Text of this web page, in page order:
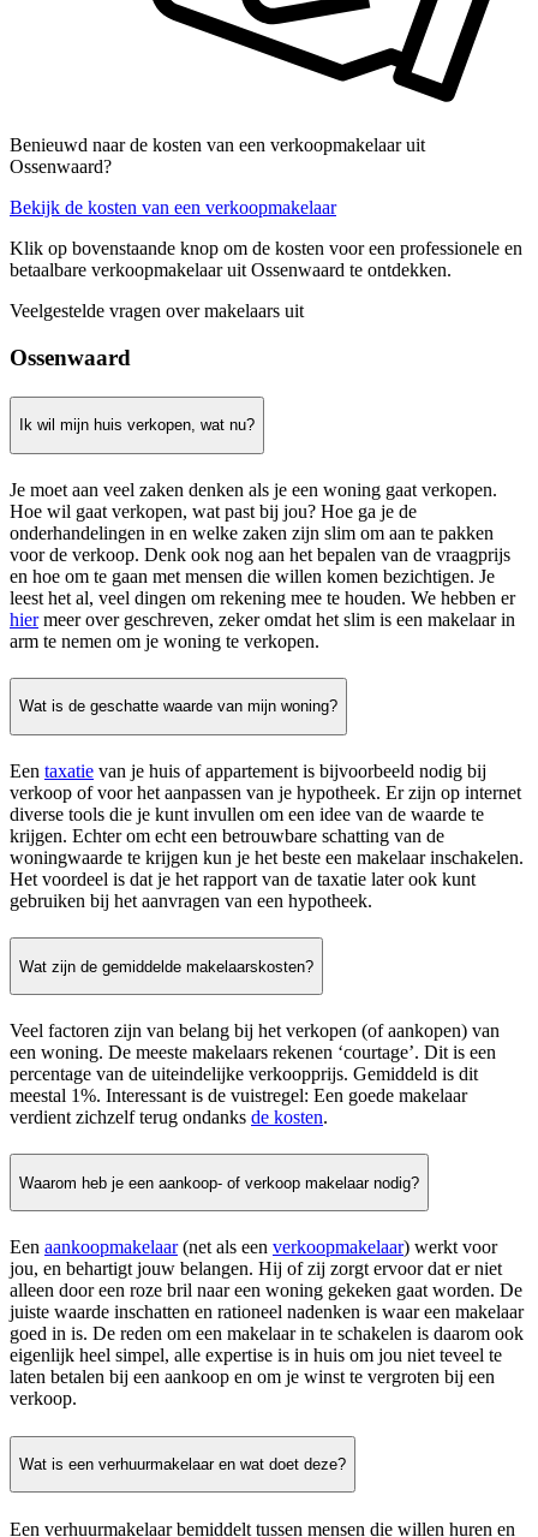
Benieuwd naar de kosten van een verkoopmakelaar uit
Ossenwaard?
Bekijk de kosten van een verkoopmakelaar
Klik op bovenstaande knop om de kosten voor een professionele en
betaalbare verkoopmakelaar uit Ossenwaard te ontdekken.
Veelgestelde vragen over makelaars uit
Ossenwaard
Ik wil mijn huis verkopen, wat nu?
Je moet aan veel zaken denken als je een woning gaat verkopen.
Hoe wil gaat verkopen, wat past bij jou? Hoe ga je de
onderhandelingen in en welke zaken zijn slim om aan te pakken
voor de verkoop. Denk ook nog aan het bepalen van de vraagprijs
en hoe om te gaan met mensen die willen komen bezichtigen. Je
leest het al, veel dingen om rekening mee te houden. We hebben er
hiermeer over geschreven, zeker omdat het slim is een makelaar in
arm te nemen om je woning te verkopen.
Wat is de geschatte waarde van mijn woning?
Een taxatie van je huis of appartement is bijvoorbeeld nodig bij
verkoop of voor het aanpassen van je hypotheek. Er zijn op internet
diverse tools die je kunt invullen om een idee van de waarde te
krijgen. Echter om echt een betrouwbare schatting van de
woningwaarde te krijgen kun je het beste een makelaar inschakelen.
Het voordeel is dat je het rapport van de taxatie later ook kunt
gebruiken bij het aanvragen van een hypotheek.
Wat zijn de gemiddelde makelaarskosten?
Veel factoren zijn van belang bij het verkopen (of aankopen) van
een woning. De meeste makelaars rekenen ‘courtage’. Dit is een
percentage van de uiteindelijke verkoopprijs. Gemiddeld is dit
meestal 1%. Interessant is de vuistregel: Een goede makelaar
verdient zichzelf terug ondanks de kosten.
Waarom heb je een aankoop- of verkoop makelaar nodig?
Een aankoopmakelaar(net als een verkoopmakelaar) werkt voor
jou, en behartigt jouw belangen. Hij of zij zorgt ervoor dat er niet
alleen door een roze bril naar een woning gekeken gaat worden. De
juiste waarde inschatten en rationeel nadenken is waar een makelaar
goed in is. De reden om een makelaar in te schakelen is daarom ook
eigenlijk heel simpel, alle expertise is in huis om jou niet teveel te
laten betalen bij een aankoop en om je winst te vergroten bij een
verkoop.
Wat is een verhuurmakelaar en wat doet deze?
Een verhuurmakelaar bemiddelt tussen mensen die willen huren en